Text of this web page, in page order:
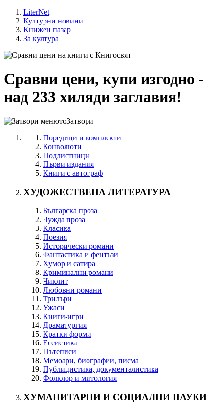
LiterNet
Културни новини
Книжен пазар
За култура
Сравни цени, купи изгодно -
над 233 хиляди заглавия!
Затвори
Поредици и комплекти
Конволюти
Подлистници
Първи издания
Книги с автограф
ХУДОЖЕСТВЕНА ЛИТЕРАТУРА
Българска проза
Чужда проза
Класика
Поезия
Исторически романи
Фантастика и фентъзи
Хумор и сатира
Криминални романи
Чиклит
Любовни романи
Трилъри
Ужаси
Книги-игри
Драматургия
Кратки форми
Есеистика
Пътеписи
Мемоари, биографии, писма
Публицистика, документалистика
Фолклор и митология
ХУМАНИТАРНИ И СОЦИАЛНИ НАУКИ